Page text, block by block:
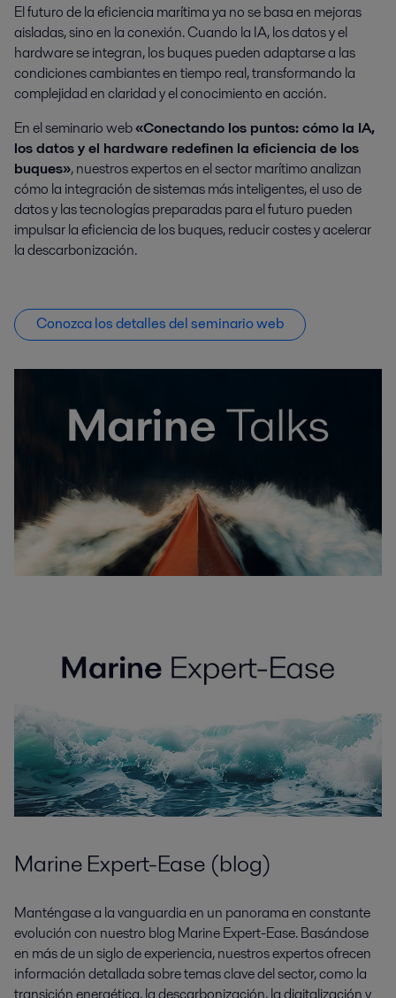
El futuro de la eficiencia marítima ya no se basa en mejoras
aisladas, sino en la conexión. Cuando la IA, los datos y el
hardware se integran, los buques pueden adaptarse a las
condiciones cambiantes en tiempo real, transformando la
complejidad en claridad y el conocimiento en acción.
En el seminario web«Conectando los puntos: cómo la IA,
los datos y el hardware redefinen la eficiencia de los
buques», nuestros expertos en el sector marítimo analizan
cómo la integración de sistemas más inteligentes, el uso de
datos y las tecnologías preparadas para el futuro pueden
impulsar la eficiencia de los buques, reducir costes y acelerar
la descarbonización.
Conozca los detalles del seminario web
Marine Expert-Ease (blog)
Manténgase a la vanguardia en un panorama en constante
evolución con nuestro blog Marine Expert-Ease. Basándose
en más de un siglo de experiencia, nuestros expertos ofrecen
información detallada sobre temas clave del sector, como la
transición energética, la descarbonización, la digitalización y